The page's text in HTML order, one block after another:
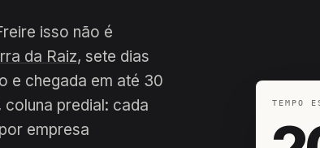
isso não é
da Raiz, sete dias
e chegada em até 30
predial: cada
empresa
TEMPO